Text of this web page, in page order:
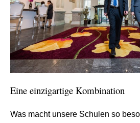
Eine einzigartige Kombination
Was macht unsere Schulen so